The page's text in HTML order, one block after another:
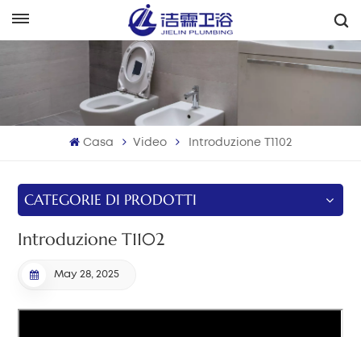
Français
Italiano
Português
Casa Video Introduzione T1102
CATEGORIE DI PRODOTTI
Introduzione T1102
May 28, 2025